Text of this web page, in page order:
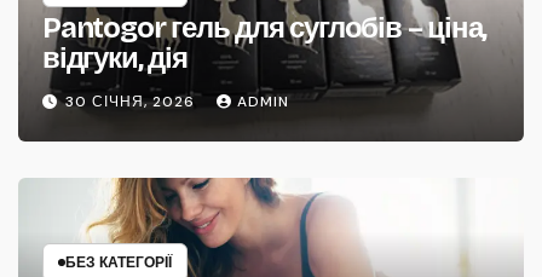
Pantogor гель для суглобів – ціна,
відгуки, дія
30 СІЧНЯ, 2026 ADMIN
БЕЗ КАТЕГОРІЇ